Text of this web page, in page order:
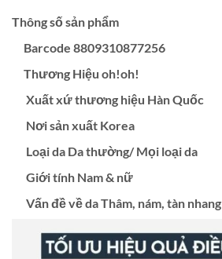
Thông số sản phẩm
Barcode 8809310877256
Thương Hiệu oh!oh!
Xuất xứ thương hiệu Hàn Quốc
Nơi sản xuất Korea
Loại da Da thường/ Mọi loại da
Giới tính Nam & nữ
Vấn đề về da Thâm, nám, tàn nhang